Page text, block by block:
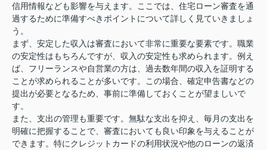
信用情報なども影響を与えます。ここでは、住宅ローン審査を通
過するために準備すべきポイントについて詳しく見ていきましょ
う。
まず、安定した収入は審査において非常に重要な要素です。職業
の安定性はもちろんですが、収入の安定性も求められます。例え
ば、フリーランスや自営業の方は、過去数年間の収入を証明する
ことが求められることが多いです。この場合、確定申告書などの
提出が必要となるため、事前に準備しておくことが望ましいで
す。
また、支出の管理も重要です。無駄な支出を抑え、毎月の支出を
明確に把握することで、審査においても良い印象を与えることが
できます。特にクレジットカードの利用状況や他のローンの返済